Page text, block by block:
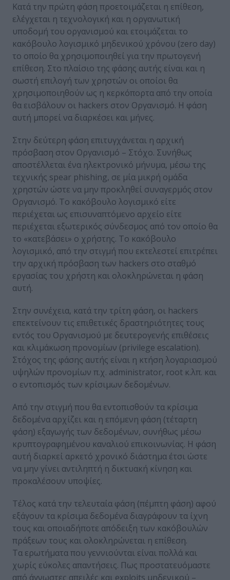
Κατά την πρώτη φάση προετοιμάζεται η επίθεση,
ελέγχεται η τεχνολογική και η οργανωτική
υποδομή του οργανισμού και ετοιμάζεται το
κακόβουλο λογισμικό μηδενικού χρόνου (zero day)
το οποίο θα χρησιμοποιηθεί για την πρωτογενή
επίθεση. Στο πλαίσιο της φάσης αυτής είναι και η
σωστή επιλογή των χρηστών οι οποίοι θα
χρησιμοποιηθούν ως η κερκόπορτα από την οποία
θα εισβάλουν οι hackers στον Οργανισμό. Η φάση
αυτή μπορεί να διαρκέσει και μήνες.
Στην δεύτερη φάση επιτυγχάνεται η αρχική
πρόσβαση στον Οργανισμό – Στόχο. Συνήθως
αποστέλλεται ένα ηλεκτρονικό μήνυμα, μέσω της
τεχνικής spear phishing, σε μία μικρή ομάδα
χρηστών ώστε να μην προκληθεί συναγερμός στον
Οργανισμό. To κακόβουλο λογισμικό είτε
περιέχεται ως επισυναπτόμενο αρχείο είτε
περιέχεται εξωτερικός σύνδεσμος από τον οποίο θα
το «κατεβάσει» ο χρήστης. Το κακόβουλο
λογισμικό, από την στιγμή που εκτελεστεί επιτρέπει
την αρχική πρόσβαση των hackers στο σταθμό
εργασίας του χρήστη και ολοκληρώνεται η φάση
αυτή.
Στην συνέχεια, κατά την τρίτη φάση, οι hackers
επεκτείνουν τις επιθετικές δραστηριότητες τους
εντός του Οργανισμού με δευτερογενής επιθέσεις
και κλιμάκωση προνομίων (privilege escalation).
Στόχος της φάσης αυτής είναι η κτήση λογαριασμού
υψηλών προνομίων π.χ. administrator, root κ.λπ. και
ο εντοπισμός των κρίσιμων δεδομένων.
Από την στιγμή που θα εντοπισθούν τα κρίσιμα
δεδομένα αρχίζει και η επόμενη φάση (τέταρτη
φάση) εξαγωγής των δεδομένων, συνήθως μέσω
κρυπτογραφημένου καναλιού επικοινωνίας. Η φάση
αυτή διαρκεί αρκετό χρονικό διάστημα έτσι ώστε
να μην γίνει αντιληπτή η δικτυακή κίνηση και
προκαλέσουν υποψίες.
Τέλος κατά την τελευταία φάση (πέμπτη φάση) αφού
εξάγουν τα κρίσιμα δεδομένα διαγράφουν τα ίχνη
τους και οποιαδήποτε απόδειξη των κακόβουλών
πράξεων τους και ολοκληρώνεται η επίθεση.
Τα ερωτήματα που γεννιούνται είναι πολλά και
χωρίς εύκολες απαντήσεις. Πως προστατευόμαστε
από άγνωστες απειλές και exploits μηδενικού –